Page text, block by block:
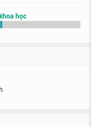
học